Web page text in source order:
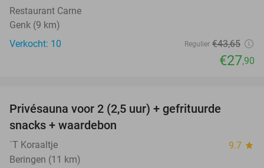
Restaurant Carne
Genk (9 km)
Verkocht: 10
Regulier €43,65
€27,90
TODAY
Privésauna voor 2 (2,5 uur) + gefrituurde
snacks + waardebon
´T Koraaltje 9.7 star
Beringen (11 km)